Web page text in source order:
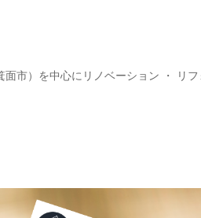
市）を中心にリノベーション ・ リ